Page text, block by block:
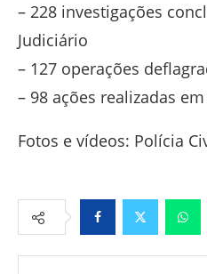
– 228 investigações
Judiciário
– 127 operações
– 98 ações realizadas
Fotos e vídeos: Polícia
FacebookTwitter